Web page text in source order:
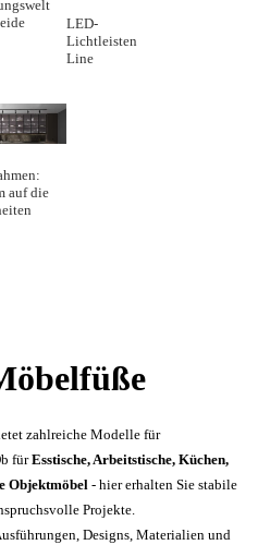
LED-
Lichtleisten
Line
auf die
zahlreiche Modelle für
fürEsstische, Arbeitstische, Küchen,
Objektmöbel - hier erhalten Sie stabile
Projekte.
Designs, Materialien und